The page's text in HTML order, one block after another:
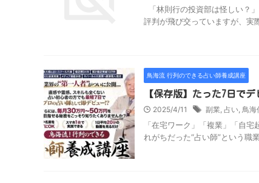
「林則行の投資部は怪しい？
評判が飛び交っていますが、実
鳥海流 行列のできる占い師養成講座
【保存版】たった7日で
2025/4/11 副業, 占い, 鳥海
「在宅ワーク」「複業」「自
れがちだった“占い師”という職